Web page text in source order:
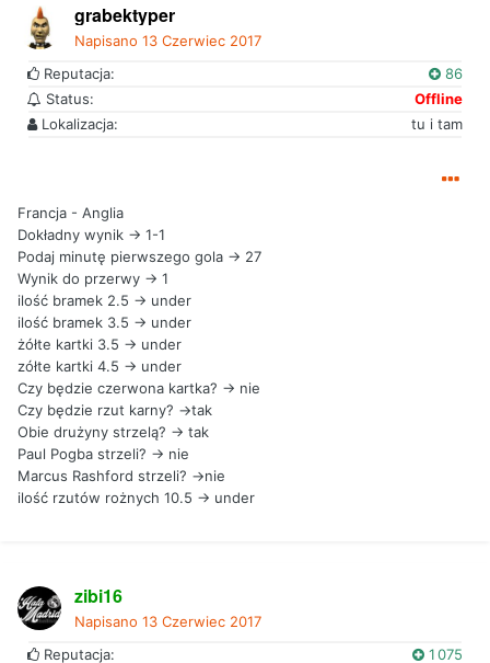
grabektyper
Napisano 13 Czerwiec 2017
Reputacja:
86
Status:
Offline
Lokalizacja:
tu i tam
Francja - Anglia
Dokładny wynik -> 1-1
Podaj minutę pierwszego gola -> 27
Wynik do przerwy -> 1
ilość bramek 2.5 -> under
ilość bramek 3.5 -> under
żółte kartki 3.5 -> under
zółte kartki 4.5 -> under
Czy będzie czerwona kartka? -> nie
Czy będzie rzut karny? ->tak
Obie drużyny strzelą? -> tak
Paul Pogba strzeli? -> nie
Marcus Rashford strzeli? ->nie
ilość rzutów rożnych 10.5 -> under
zibi16
Napisano 13 Czerwiec 2017
Reputacja:
1 075